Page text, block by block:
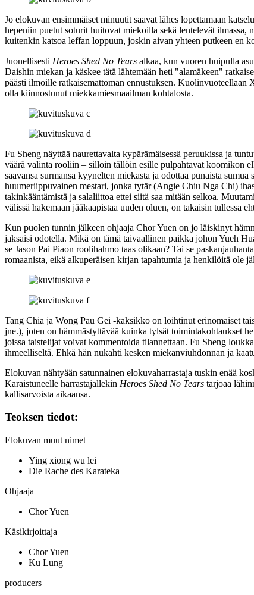
Jo elokuvan ensimmäiset minuutit saavat lähes lopettamaan
hepeniin puetut soturit huitovat miekoilla sekä lentelevät ilmassa,
kuitenkin katsoa leffan loppuun, joskin aivan yhteen putkeen en
Juonellisesti Heroes Shed No Tears alkaa, kun vuoren huipulla
Daishin miekan ja käskee tätä lähtemään heti "alamäkeen"
päästi ilmoille ratkaisemattoman ennustuksen.
olla kiinnostunut miekkamiesmaailman kohtalosta.
Fu Sheng näyttää naurettavalta kypärämäisessä peruukissa ja
väärä valinta rooliin – silloin tällöin esille pulpahtavat koomikon
saavansa surmansa kyynelten miekasta ja odottaa punaista
huumeriippuvainen mestari, jonka tytär (Angie Chiu Nga Chi)
takinkääntämistä ja salaliittoa ettei siitä saa mitään selkoa.
välissä hakemaan jääkaapistaa uuden oluen, on takaisin tullessa
Kun puolen tunnin jälkeen ohjaaja Chor Yuen on jo läiskinyt
jaksaisi odotella. Mikä on tämä taivaallinen paikka johon Yueh
se Jason Pai Piaon roolihahmo taas olikaan? Tai se
romaanista, eikä alkuperäisen kirjan tapahtumia ja henkilöitä ole
Tang Chia ja Wong Pau Gei ‑kaksikko on loihtinut erinomaiset
jne.), joten on hämmästyttävää kuinka tylsät toimintakohtaukset
joissa taistelijat voivat kommentoida tilannettaan. Fu Sheng
ihmeelliseltä. Ehkä hän nukahti kesken miekanviuhdonnan ja
Elokuvan nähtyään satunnainen elokuvaharrastaja tuskin enää
Karaistuneelle harrastajallekin Heroes Shed No Tears tarjoaa
kallisarvoista aikaansa.
Teoksen tiedot:
Elokuvan muut nimet
Ying xiong wu lei
Die Rache des Karateka
Ohjaaja
Chor Yuen
Käsikirjoittaja
Chor Yuen
Ku Lung
producers